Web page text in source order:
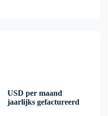
USD per maand
jaarlijks gefactureerd